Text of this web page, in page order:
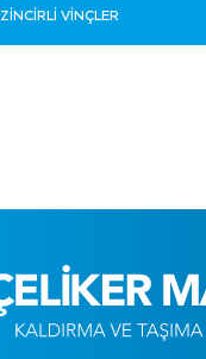
ZİNCİRLİ VİNÇLER